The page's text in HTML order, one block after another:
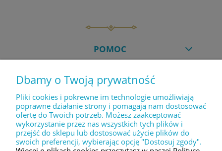
POMOC
MOJE KONTO
PŁATNOŚCI I DOSTAWA
Dbamy o Twoją prywatność
Pliki cookies i pokrewne im technologie umożliwiają
poprawne działanie strony i pomagają nam dostosować
ofertę do Twoich potrzeb. Możesz zaakceptować
wykorzystanie przez nas wszystkich tych plików i
przejść do sklepu lub dostosować użycie plików do
swoich preferencji, wybierając opcję "Dostosuj zgody".